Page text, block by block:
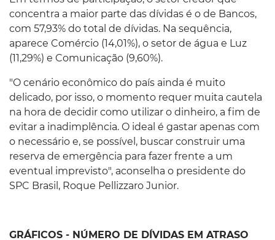
concentra a maior parte das dívidas é o de Bancos,
com 57,93% do total de dívidas. Na sequência,
aparece Comércio (14,01%), o setor de água e Luz
(11,29%) e Comunicação (9,60%).
"O cenário econômico do país ainda é muito
delicado, por isso, o momento requer muita cautela
na hora de decidir como utilizar o dinheiro, a fim de
evitar a inadimplência. O ideal é gastar apenas com
o necessário e, se possível, buscar construir uma
reserva de emergência para fazer frente a um
eventual imprevisto", aconselha o presidente do
SPC Brasil, Roque Pellizzaro Junior.
GRÁFICOS - NÚMERO DE DÍVIDAS EM ATRASO